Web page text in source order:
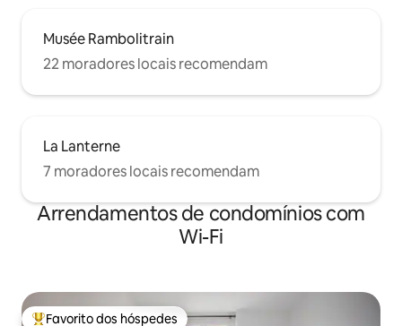
Musée Rambolitrain
22 moradores locais recomendam
La Lanterne
7 moradores locais recomendam
Arrendamentos de condomínios com
Wi-Fi
Favorito dos hóspedes